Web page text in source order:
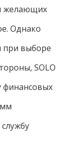
желающих
Однако
при выборе
SOLO
финансовых